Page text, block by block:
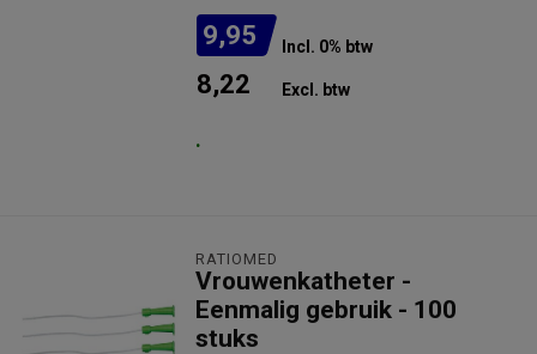
9,95 Incl. 0% btw
8,22 Excl. btw
.
RATIOMED
Vrouwenkatheter -
Eenmalig gebruik - 100
stuks